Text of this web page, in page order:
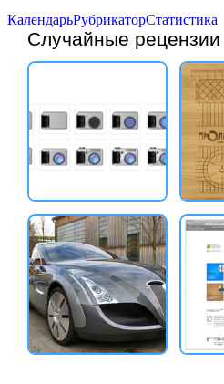
КалендарьРубрикаторСтатистика
Случайные рецензии